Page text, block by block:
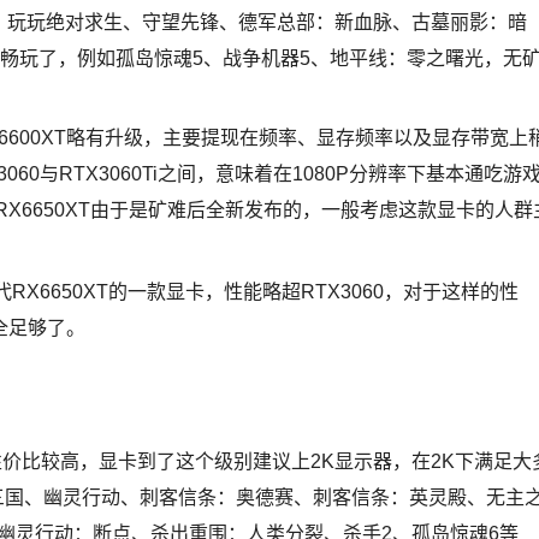
玩绝对求生、守望先锋、德军总部：新血脉、古墓丽影：暗
玩了，例如孤岛惊魂5、战争机器5、地平线：零之曙光，无
略有升级，主要提现在频率、显存频率以及显存带宽上
与RTX3060Ti之间，意味着在1080P分辨率下基本通吃游
由于是矿难后全新发布的，一般考虑这款显卡的人群
的一款显卡，性能略超RTX3060，对于这样的性
够了。
比较高，显卡到了这个级别建议上2K显示器，在2K下满足大
、幽灵行动、刺客信条：奥德赛、刺客信条：英灵殿、无主
灵行动：断点、杀出重围：人类分裂、杀手2、孤岛惊魂6等